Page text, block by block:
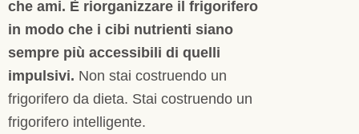
che ami. È riorganizzare il frigorifero
in modo che i cibi nutrienti siano
sempre più accessibili di quelli
impulsivi. Non stai costruendo un
frigorifero da dieta. Stai costruendo un
frigorifero intelligente.